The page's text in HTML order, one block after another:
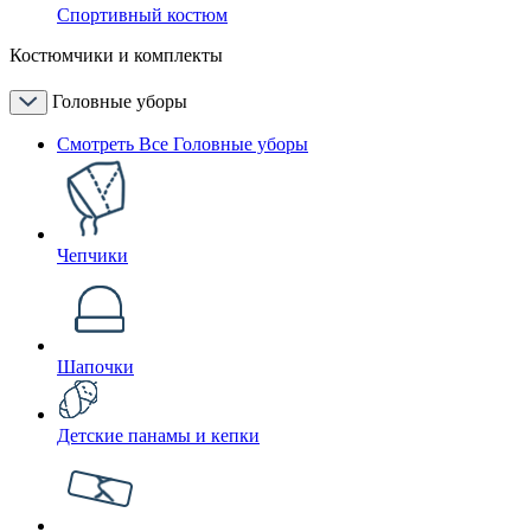
Спортивный костюм
Костюмчики и комплекты
Головные уборы
Смотреть Все Головные уборы
Чепчики
Шапочки
Детские панамы и кепки